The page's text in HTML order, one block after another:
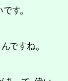
す。
ですね。